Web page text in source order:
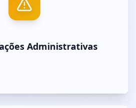
Administrativas